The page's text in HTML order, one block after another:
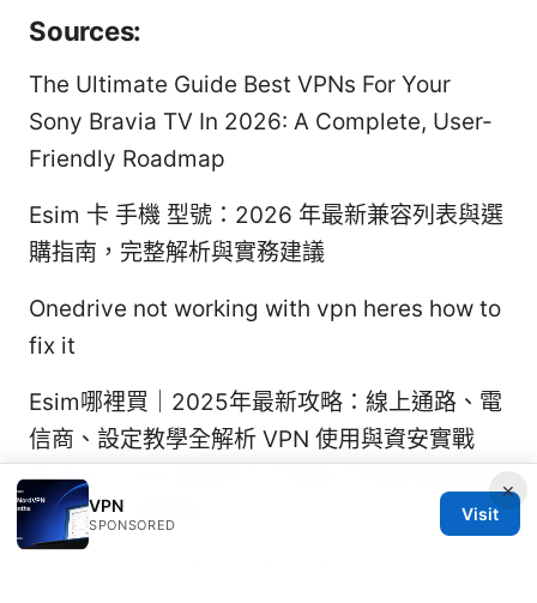
Sources:
The Ultimate Guide Best VPNs For Your
Sony Bravia TV In 2026: A Complete, User-
Friendly Roadmap
Esim 卡 手機 型號：2026 年最新兼容列表與選
購指南，完整解析與實務建議
Onedrive not working with vpn heres how to
fix it
Esim哪裡買｜2025年最新攻略：線上通路、電
信商、設定教學全解析 VPN 使用與資安實戰
Proton ⭐ vpn 连接不上？别急！手把手教你解
决（2026 最新指
×
VPN
SPONSORED
Visit